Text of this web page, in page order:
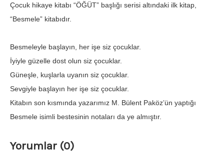
Çocuk hikaye kitabı “ÖĞÜT” başlığı serisi altındaki ilk kitap,
“Besmele” kitabıdır.
Besmeleyle başlayın, her işe siz çocuklar.
İyiyle güzelle dost olun siz çocuklar.
Güneşle, kuşlarla uyanın siz çocuklar.
Sevgiyle başlayın her işe siz çocuklar.
Kitabın son kısmında yazarımız M. Bülent Paköz’ün yaptığı
Besmele isimli bestesinin notaları da ye almıştır.
Yorumlar (0)